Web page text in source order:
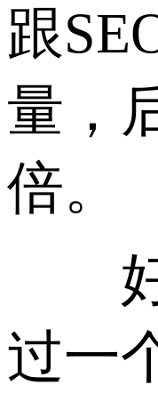
跟
量，
倍。
好
过一